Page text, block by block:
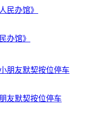
办馆》
友默契按位停车